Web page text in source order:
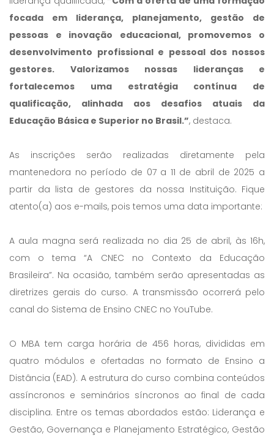
focada em liderança, planejamento, gestão de
pessoas e inovação educacional, promovemos o
desenvolvimento profissional e pessoal dos nossos
gestores. Valorizamos nossas lideranças e
fortalecemos uma estratégia contínua de
qualificação, alinhada aos desafios atuais da
Educação Básica e Superior no Brasil.”, destaca.
As inscrições serão realizadas diretamente pela
mantenedora no período de 07 a 11 de abril de 2025 a
partir da lista de gestores da nossa Instituição. Fique
atento(a) aos e-mails, pois temos uma data importante:
A aula magna será realizada no dia 25 de abril, às 16h,
com o tema “A CNEC no Contexto da Educação
Brasileira”. Na ocasião, também serão apresentadas as
diretrizes gerais do curso. A transmissão ocorrerá pelo
canal do Sistema de Ensino CNEC no YouTube.
O MBA tem carga horária de 456 horas, divididas em
quatro módulos e ofertadas no formato de Ensino a
Distância (EAD). A estrutura do curso combina conteúdos
assíncronos e seminários síncronos ao final de cada
disciplina. Entre os temas abordados estão: Liderança e
Gestão, Governança e Planejamento Estratégico, Gestão